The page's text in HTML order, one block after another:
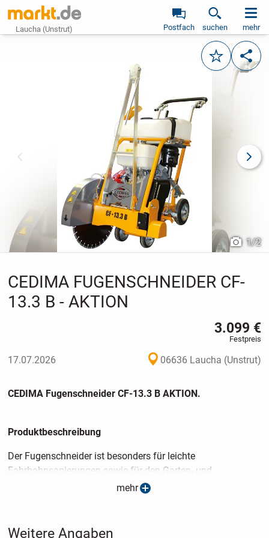
Laucha (Unstrut) Postfach suchen mehr
Merken
vorheriges Bild
1/2
CEDIMA FUGENSCHNEIDER CF-
13.3 B - AKTION
3.099 €
Festpreis
17.07.2026 06636 Laucha (Unstrut)
CEDIMA Fugenschneider CF-13.3 B AKTION.
Produktbeschreibung
Der Fugenschneider ist besonders für leichte
Fahrbahnsanierungen sowie für den Garten- und
Landschaftsbau geeignet. Die Schnitttiefe wird per Handrad
besonders vibrationsarm. Die Wasserversorgung erfolgt aus
mehr
Weitere Angaben